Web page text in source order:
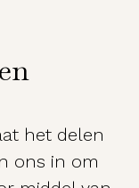
het delen
ons in om